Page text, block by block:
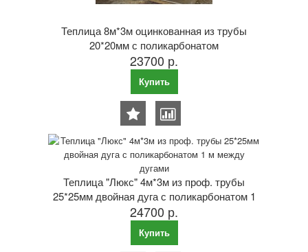
Теплица 8м*3м оцинкованная из трубы
20*20мм с поликарбонатом
23700 р.
Купить
Теплица "Люкс" 4м*3м из проф. трубы
25*25мм двойная дуга с поликарбонатом 1
м между дугами
24700 р.
Купить